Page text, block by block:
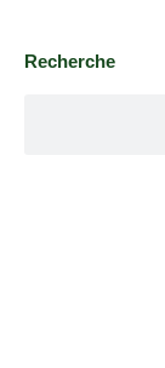
Recherche